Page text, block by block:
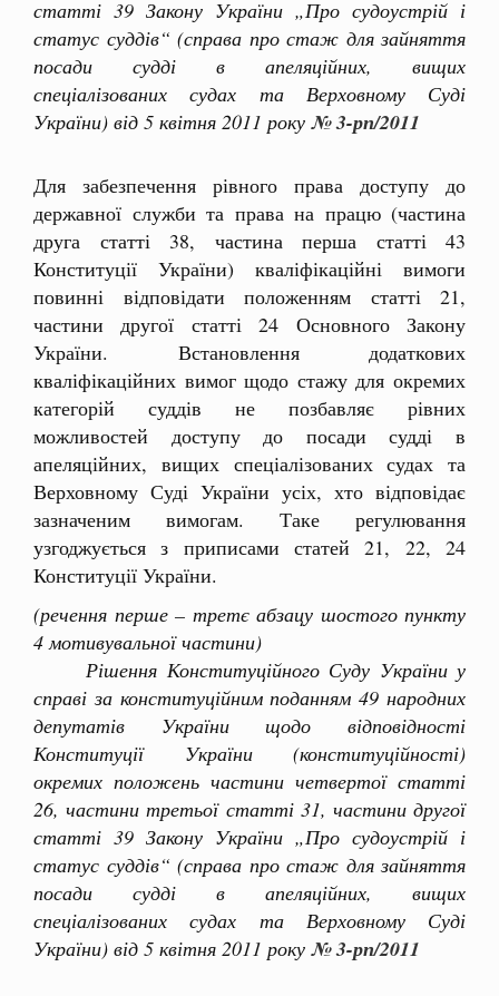
статті 39 Закону України „Про судоустрій і
статус суддів“ (справа про стаж для зайняття
посади судді в апеляційних, вищих
спеціалізованих судах та Верховному Суді
України) від 5 квітня 2011 року № 3-рп/2011
Для забезпечення рівного права доступу до
державної служби та права на працю (частина
друга статті 38, частина перша статті 43
Конституції України) кваліфікаційні вимоги
повинні відповідати положенням статті 21,
частини другої статті 24 Основного Закону
України. Встановлення додаткових
кваліфікаційних вимог щодо стажу для окремих
категорій суддів не позбавляє рівних
можливостей доступу до посади судді в
апеляційних, вищих спеціалізованих судах та
Верховному Суді України усіх, хто відповідає
зазначеним вимогам. Таке регулювання
узгоджується з приписами статей 21, 22, 24
Конституції України.
(речення перше – третє абзацу шостого пункту
4 мотивувальної частини)
Рішення Конституційного Суду України у
справі за конституційним поданням 49 народних
депутатів України щодо відповідності
Конституції України (конституційності)
окремих положень частини четвертої статті
26, частини третьої статті 31, частини другої
статті 39 Закону України „Про судоустрій і
статус суддів“ (справа про стаж для зайняття
посади судді в апеляційних, вищих
спеціалізованих судах та Верховному Суді
України) від 5 квітня 2011 року № 3-рп/2011